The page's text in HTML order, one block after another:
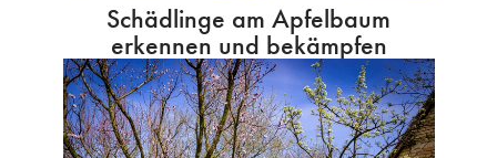
Schädlinge am Apfelbaum
erkennen und bekämpfen